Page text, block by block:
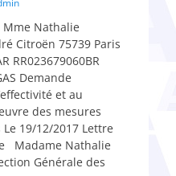
Mme Nathalie
Citroën 75739 Paris
Demande
et au
des mesures
19/12/2017 Lettre
Madame Nathalie
Générale des